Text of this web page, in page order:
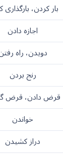
بار کردن،
اجازه دادن
دویدن، راه
رنج بردن
قرض دادن، قرض
خواندن
دراز کشیدن